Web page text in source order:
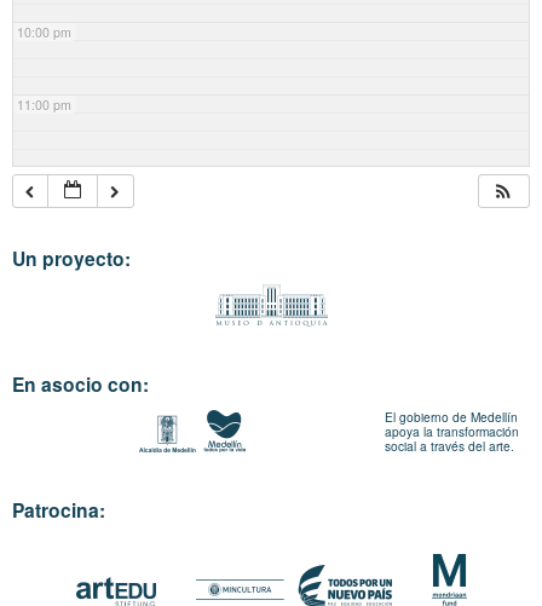
10:00 pm
11:00 pm
Un proyecto:
En asocio con:
El gobierno de Medellín
apoya la transformación
social a través del arte.
Patrocina: